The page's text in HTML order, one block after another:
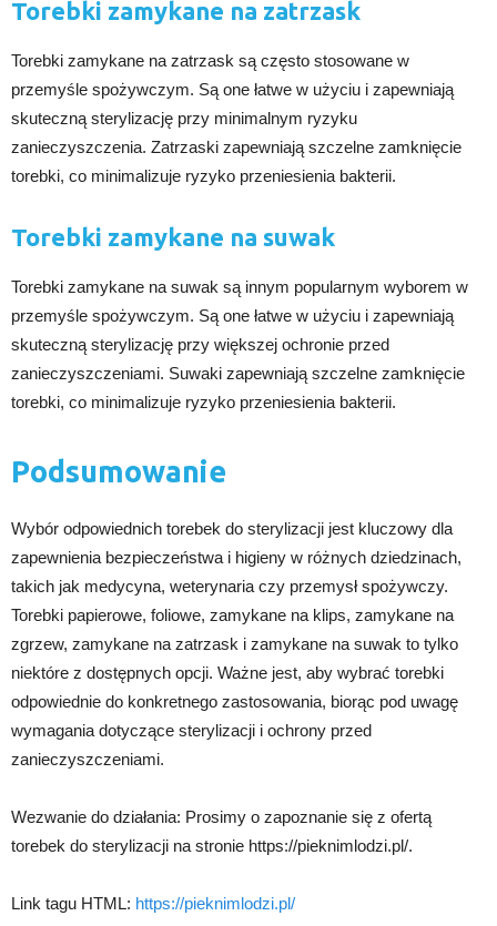
Torebki zamykane na zatrzask
Torebki zamykane na zatrzask są często stosowane w
przemyśle spożywczym. Są one łatwe w użyciu i zapewniają
skuteczną sterylizację przy minimalnym ryzyku
zanieczyszczenia. Zatrzaski zapewniają szczelne zamknięcie
torebki, co minimalizuje ryzyko przeniesienia bakterii.
Torebki zamykane na suwak
Torebki zamykane na suwak są innym popularnym wyborem w
przemyśle spożywczym. Są one łatwe w użyciu i zapewniają
skuteczną sterylizację przy większej ochronie przed
zanieczyszczeniami. Suwaki zapewniają szczelne zamknięcie
torebki, co minimalizuje ryzyko przeniesienia bakterii.
Podsumowanie
Wybór odpowiednich torebek do sterylizacji jest kluczowy dla
zapewnienia bezpieczeństwa i higieny w różnych dziedzinach,
takich jak medycyna, weterynaria czy przemysł spożywczy.
Torebki papierowe, foliowe, zamykane na klips, zamykane na
zgrzew, zamykane na zatrzask i zamykane na suwak to tylko
niektóre z dostępnych opcji. Ważne jest, aby wybrać torebki
odpowiednie do konkretnego zastosowania, biorąc pod uwagę
wymagania dotyczące sterylizacji i ochrony przed
zanieczyszczeniami.
Wezwanie do działania: Prosimy o zapoznanie się z ofertą
torebek do sterylizacji na stronie https://pieknimlodzi.pl/.
Link tagu HTML: https://pieknimlodzi.pl/